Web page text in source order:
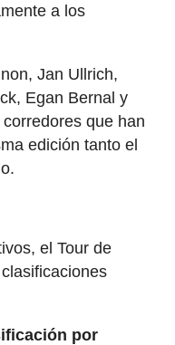
a los
Jan Ullrich,
Egan Bernal y
que han
edición tanto el
el Tour de
por